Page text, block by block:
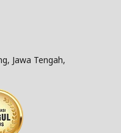
Jawa Tengah,